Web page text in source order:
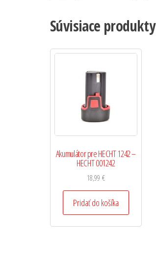
Súvisiace produkty
Akumulátor pre HECHT 1242 –
HECHT 001242
18,99 €
Pridať do košíka